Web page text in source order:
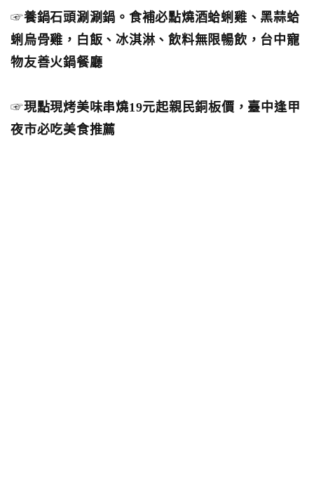
☞養鍋石頭涮涮鍋。食補必點燒酒蛤蜊雞、黑蒜蛤
蜊烏骨雞，白飯、冰淇淋、飲料無限暢飲，台中寵
物友善火鍋餐廳
☞現點現烤美味串燒19元起親民銅板價，臺中逢甲
夜市必吃美食推薦